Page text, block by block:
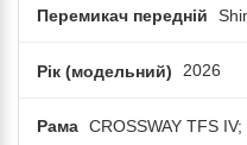
Перемикач передній
Рік (модельний) 2026
Рама CROSSWAY TFS